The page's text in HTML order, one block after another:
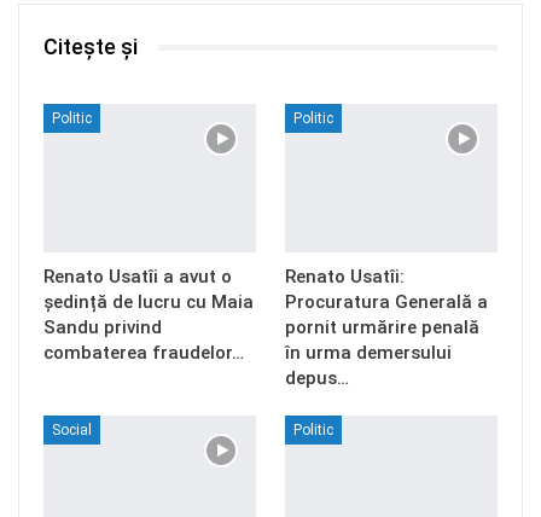
Citește și
Politic
Renato Usatîi a avut o
ședință de lucru cu Maia
Sandu privind
combaterea fraudelor…
Politic
Renato Usatîi:
Procuratura Generală a
pornit urmărire penală
în urma demersului
depus…
Social Politic